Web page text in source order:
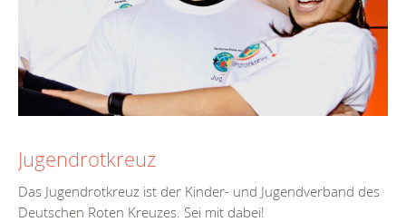
Jugendrotkreuz
Das Jugendrotkreuz ist der Kinder- und Jugendverband des
Deutschen Roten Kreuzes. Sei mit dabei!